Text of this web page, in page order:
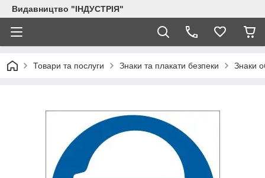
Видавництво "ІНДУСТРІЯ"
Товари та послуги Знаки та плакати безпеки Знаки